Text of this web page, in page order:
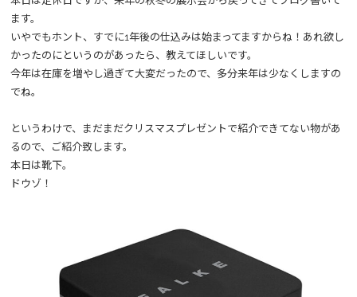
ます。
いやでもホント、すでに1年後の仕込みは始まってますからね！あれ欲し
かったのにというのがあったら、教えてほしいです。
今年は在庫を増やし過ぎて大変だったので、多分来年は少なくしますの
でね。
というわけで、まだまだクリスマスプレゼントで紹介できてない物があ
るので、ご紹介致します。
本日は靴下。
ドウゾ！